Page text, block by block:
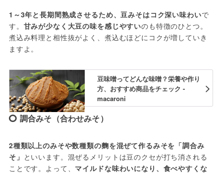
1～3年と長期間熟成させるため、豆みそはコク深い味わいで
す。 甘みが少なく大豆の味を感じやすいのも特徴のひとつ。
煮込み料理と相性抜がよく、煮込むほどにコクが増していき
ますよ。
豆味噌ってどんな味噌？栄養や作り
方、おすすめ商品をチェック -
macaroni
調合みそ（合わせみそ）
2種類以上のみそや数種類の麴を混ぜて作るみそを「調合み
そ」 といいます。混ぜるメリットは豆のクセが打ち消される
ことです。よって、 マイルドな味わいになり、食べやすくな